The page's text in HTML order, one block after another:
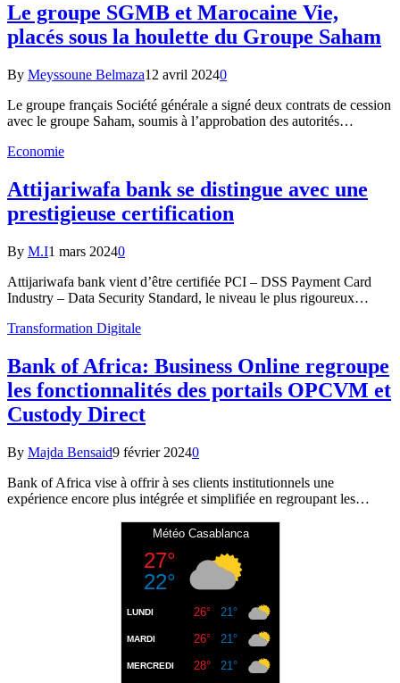
Le groupe SGMB et Marocaine Vie,
placés sous la houlette du Groupe Saham
By Meyssoune Belmaza12 avril 20240
Le groupe français Société générale a signé deux contrats de cession
avec le groupe Saham, soumis à l’approbation des autorités…
Economie
Attijariwafa bank se distingue avec une
prestigieuse certification
By M.I1 mars 20240
Attijariwafa bank vient d’être certifiée PCI – DSS Payment Card
Industry – Data Security Standard, le niveau le plus rigoureux…
Transformation Digitale
Bank of Africa: Business Online regroupe
les fonctionnalités des portails OPCVM et
Custody Direct
By Majda Bensaid9 février 20240
Bank of Africa vise à offrir à ses clients institutionnels une
expérience encore plus intégrée et simplifiée en regroupant les…